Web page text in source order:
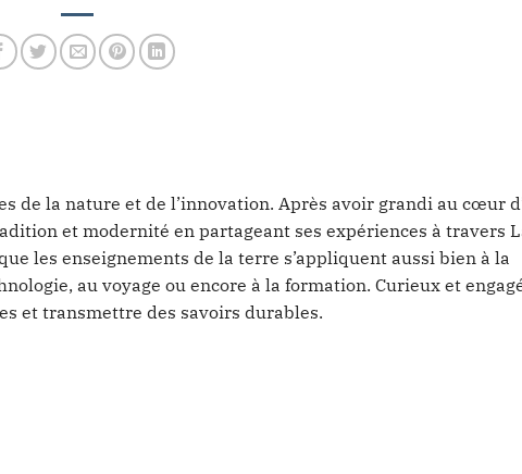
de la nature et de l’innovation. Après avoir grandi au cœur
et modernité en partageant ses expériences à travers
les enseignements de la terre s’appliquent aussi bien à la
au voyage ou encore à la formation. Curieux et
et transmettre des savoirs durables.